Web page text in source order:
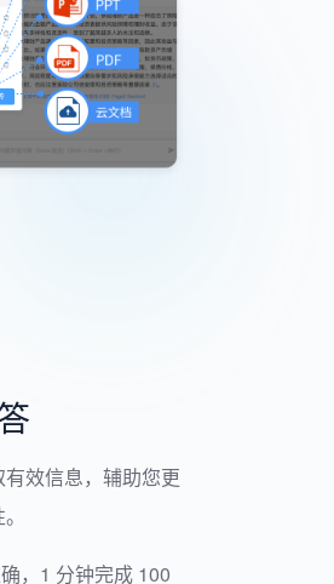
效信息，辅助您更
，1 分钟完成 100